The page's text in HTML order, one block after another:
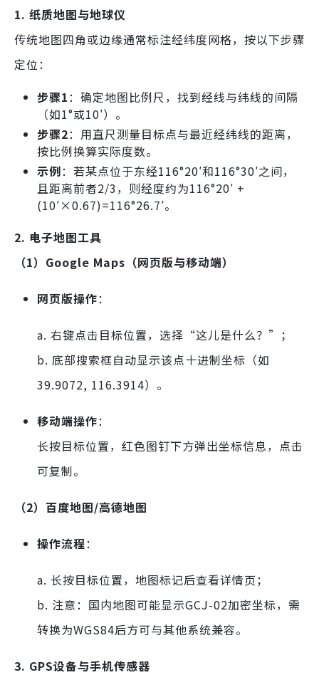
1. 纸质地图与地球仪
传统地图四角或边缘通常标注经纬度网格，按以下步骤
定位：
步骤1：确定地图比例尺，找到经线与纬线的间隔
（如1°或10′）。
步骤2：用直尺测量目标点与最近经纬线的距离，
按比例换算实际度数。
示例：若某点位于东经116°20′和116°30′之间，
且距离前者2/3，则经度约为116°20′ +
(10′×0.67)=116°26.7′。
2. 电子地图工具
（1）Google Maps（网页版与移动端）
网页版操作：
a. 右键点击目标位置，选择“这儿是什么？”；
b. 底部搜索框自动显示该点十进制坐标（如
39.9072, 116.3914）。
移动端操作：
长按目标位置，红色图钉下方弹出坐标信息，点击
可复制。
（2）百度地图/高德地图
操作流程：
a. 长按目标位置，地图标记后查看详情页；
b. 注意：国内地图可能显示GCJ-02加密坐标，需
转换为WGS84后方可与其他系统兼容。
3. GPS设备与手机传感器